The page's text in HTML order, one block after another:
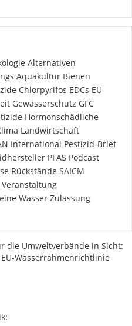
Alternativen
Aquakultur Bienen
Chlorpyrifos EDCs EU
Gewässerschutz GFC
Hormonschädliche
Landwirtschaft
International Pestizid-Brief
PFAS Podcast
Rückstände SAICM
Veranstaltung
Wasser Zulassung
die Umweltverbände in Sicht:
Wasserrahmenrichtlinie